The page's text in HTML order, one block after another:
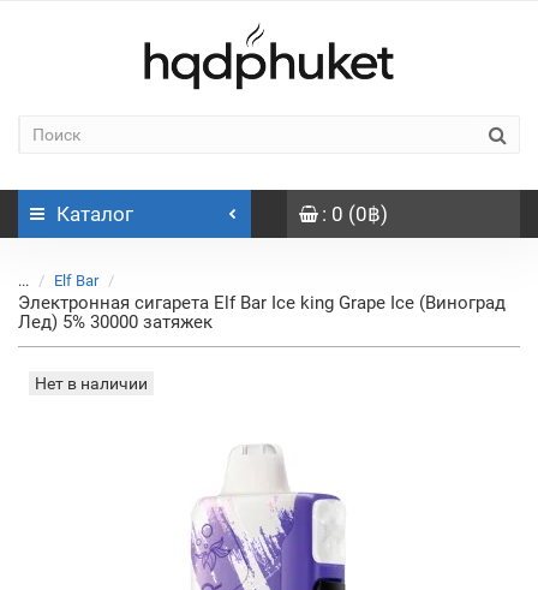
Каталог : 0 (0฿)
... Elf Bar
Электронная сигарета Elf Bar Ice king Grape Ice (Виноград
Лед) 5% 30000 затяжек
Нет в наличии